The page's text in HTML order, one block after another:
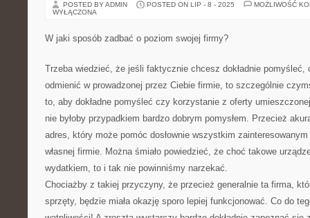
POSTED BY ADMIN POSTED ON LIP - 8 - 2025
MOŻLIWOŚĆ
WYŁĄCZONA
W jaki sposób zadbać o poziom swojej firmy?
Trzeba wiedzieć, że jeśli faktycznie chcesz dokładnie pomyśleć,
odmienić w prowadzonej przez Ciebie firmie, to szczególnie
to, aby dokładne pomyśleć czy korzystanie z oferty
nie byłoby przypadkiem bardzo dobrym pomysłem. Przecież
adres, który może pomóc dosłownie wszystkim
własnej firmie. Można śmiało powiedzieć, że choć takowe
wydatkiem, to i tak nie powinniśmy narzekać.
Chociażby z takiej przyczyny, że przecież generalnie ta firma,
sprzęty, będzie miała okazję sporo lepiej funkcjonować. Co do